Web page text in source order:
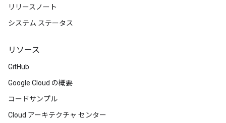
リリースノート
システム ステータス
リソース
GitHub
Google Cloud の概要
コードサンプル
Cloud アーキテクチャ センター